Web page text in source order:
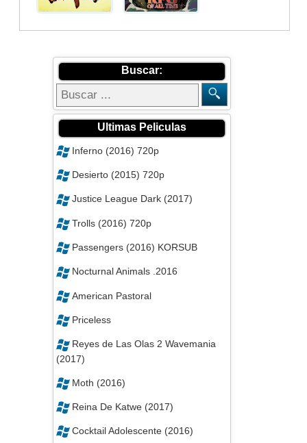
Buscar:
Ultimas Peliculas
Inferno (2016) 720p
Desierto (2015) 720p
Justice League Dark (2017)
Trolls (2016) 720p
Passengers (2016) KORSUB
Nocturnal Animals .2016
American Pastoral
Priceless
Reyes de Las Olas 2 Wavemania
(2017)
Moth (2016)
Reina De Katwe (2017)
Cocktail Adolescente (2016)